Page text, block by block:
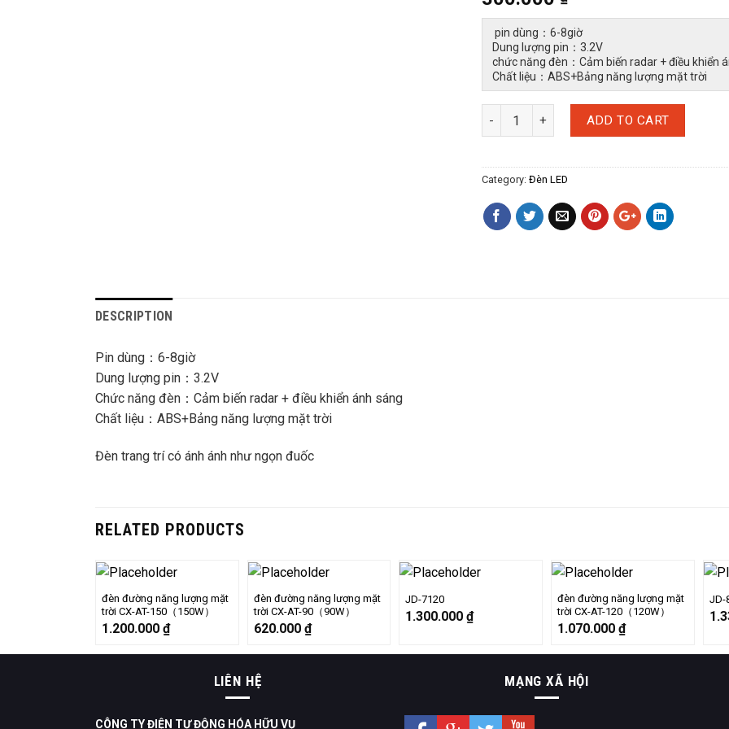
pin dùng：6-8giờ
Dung lượng pin：3.2V
chức năng đèn：Cảm biến radar + điều
Chất liệu：ABS+Bảng năng lượng mặt trời
ADD TO CART
Category: Đèn LED
DESCRIPTION
Pin dùng：6-8giờ
Dung lượng pin：3.2V
Chức năng đèn：Cảm biến radar + điều khiển ánh sáng
Chất liệu：ABS+Bảng năng lượng mặt trời
Đèn trang trí có ánh ánh như ngọn đuốc
RELATED PRODUCTS
đèn đường năng lượng mặt
trời CX-AT-150（150W）
1.200.000 ₫
đèn đường năng lượng mặt
trời CX-AT-90（90W）
620.000 ₫
JD-7120
1.300.000₫
đèn đường năng lượng mặt
trời CX-AT-120（120W）
1.070.000 ₫
JD-
LIÊN HỆ
CÔNG TY ĐIỆN TỰ ĐỘNG HÓA HỮU VỤ
MẠNG XÃ HỘI